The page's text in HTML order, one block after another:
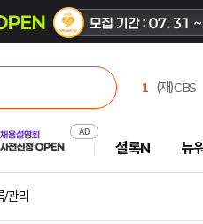
1 (재)CBS
4
주식회
5 한국수력
셜록N 뉴
/관리